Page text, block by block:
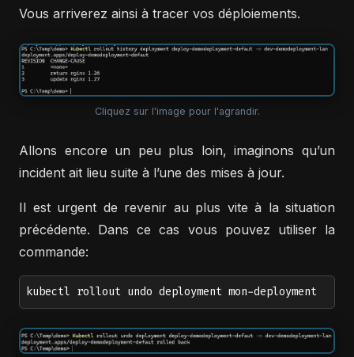
Vous arriverez ainsi à tracer vos déploiements.
Cliquez sur l'image pour l'agrandir.
Allons encore un peu plus loin, imaginons qu’un
incident ait lieu suite à l’une des mises à jour.
Il est urgent de revenir au plus vite à la situation
précédente. Dans ce cas vous pouvez utiliser la
commande:
kubectl rollout undo deployment mon-deployment